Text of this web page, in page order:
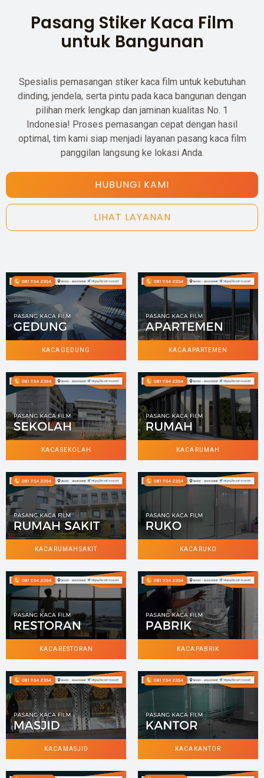
Pasang Stiker Kaca Film
untuk Bangunan
Spesialis pemasangan stiker kaca film untuk kebutuhan
dinding, jendela, serta pintu pada kaca bangunan dengan
pilihan merk lengkap dan jaminan kualitas No. 1
Indonesia! Proses pemasangan cepat dengan hasil
optimal, tim kami siap menjadi layanan pasang kaca film
panggilan langsung ke lokasi Anda.
HUBUNGI KAMI
LIHAT LAYANAN
KACA GEDUNG KACA APARTEMEN
KACA SEKOLAH KACA RUMAH
KACA RUMAH SAKIT KACA RUKO
KACA RESTORAN KACA PABRIK
KACA MASJID KACA KANTOR